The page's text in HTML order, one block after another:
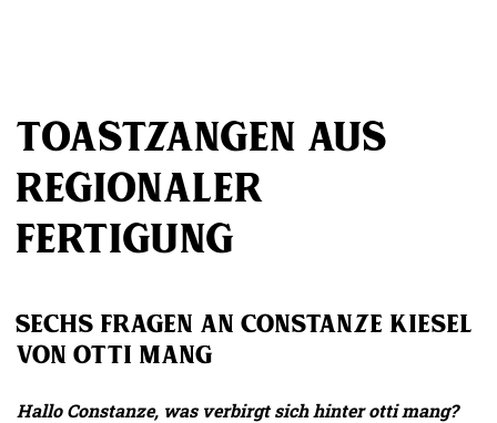
Toastzangen aus
regionaler
Fertigung
Sechs Fragen an Constanze Kiesel
von otti mang
Hallo Constanze, was verbirgt sich hinter otti mang?
Beitragsnavigation